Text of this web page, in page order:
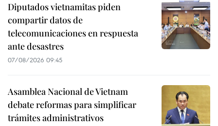
Diputados vietnamitas piden
compartir datos de
telecomunicaciones en respuesta
ante desastres
07/08/2026 09:45
Asamblea Nacional de Vietnam
debate reformas para simplificar
trámites administrativos